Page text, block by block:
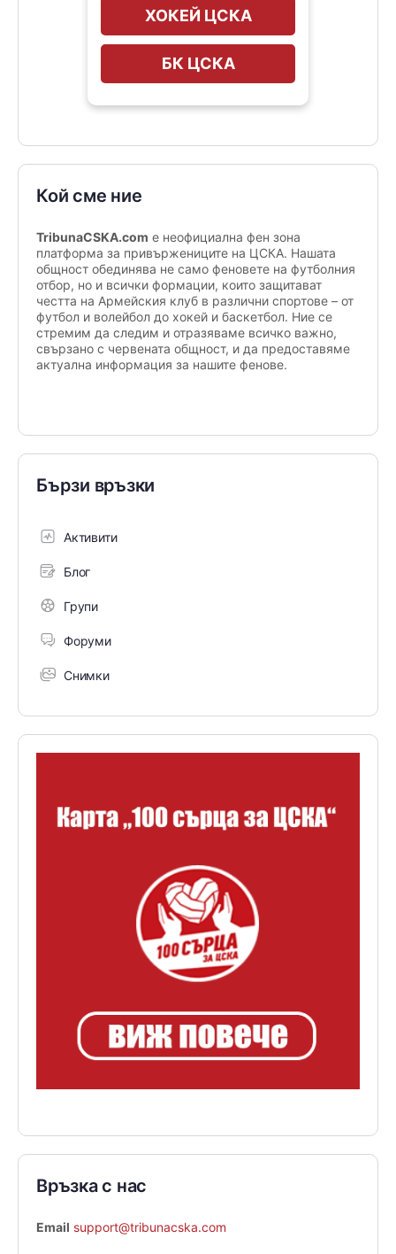
ХОКЕЙ ЦСКА
БК ЦСКА
Кой сме ние
TribunaCSKA.com е неофициална фен зона
платформа за привържениците на ЦСКА. Нашата
общност обединява не само феновете на футболния
отбор, но и всички формации, които защитават
честта на Армейския клуб в различни спортове – от
футбол и волейбол до хокей и баскетбол. Ние се
стремим да следим и отразяваме всичко важно,
свързано с червената общност, и да предоставяме
актуална информация за нашите фенове.
Бързи връзки
Активити
Блог
Групи
Форуми
Снимки
Връзка с нас
Email support@tribunacska.com